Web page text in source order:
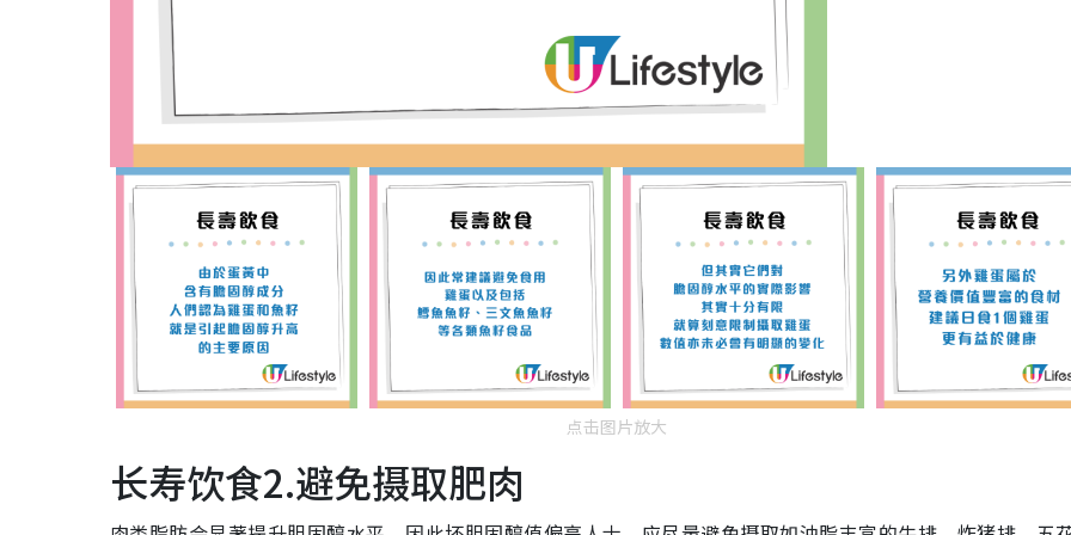
点击图片放大
长寿饮食2.避免摄取肥肉